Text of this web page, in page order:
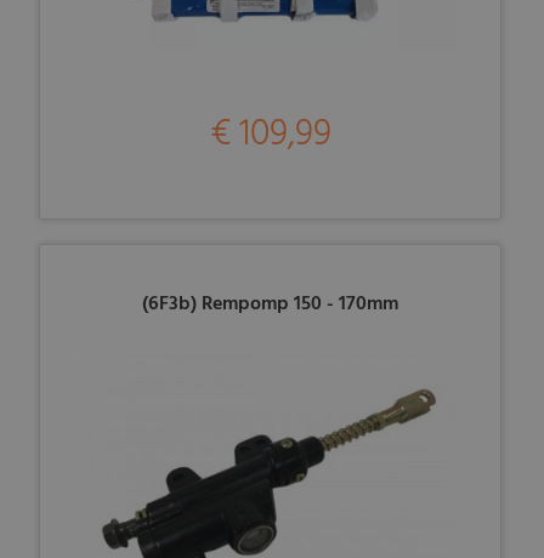
€ 109,99
(6F3b) Rempomp 150 - 170mm